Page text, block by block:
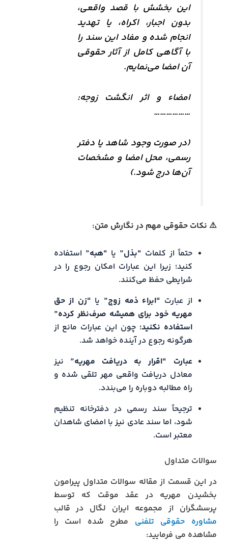
این بخشش با قصد واقعی،
بدون اجبار، اکراه، یا تهدید
انجام شده و مفاد این سند را
با آگاهی کامل از آثار حقوقی
آن امضا می‌نمایم.
امضاء و اثر انگشت زوجه:
………………
(در صورت وجود شاهد یا دفتر
رسمی، محل امضا و مشخصات
آن‌ها درج شود.)
⚠️ نکات حقوقی مهم در نگارش متن:
حتماً از کلمات “بذل” یا “هبه” استفاده
کنید؛ زیرا این عبارات امکان رجوع را در
شرایطی حفظ می‌کنند.
از عبارت “ابراء ذمه زوج” یا “زن از حق
مهریه خود برای همیشه صرف‌نظر کرده”
استفاده نکنید؛ چون این عبارات مانع از
هرگونه رجوع در آینده خواهد شد.
عبارت “اقرار به دریافت مهریه” نیز
معادل دریافت واقعی مهر تلقی شده و
راه مطالبه دوباره را می‌بندد.
ترجیحاً سند رسمی در دفترخانه تنظیم
شود، اما سند عادی نیز با امضای شاهدان
معتبر است.
سوالات متداول
در این قسمت از مقاله سوالات متداول پیرامون
بخشیدن مهریه در عقد موقت که توسط
پرسشگران از مجموعه ایران لگال در قالب
مشاوره حقوقی تلفنی مطرح شده است را
مشاهده می فرمایید: